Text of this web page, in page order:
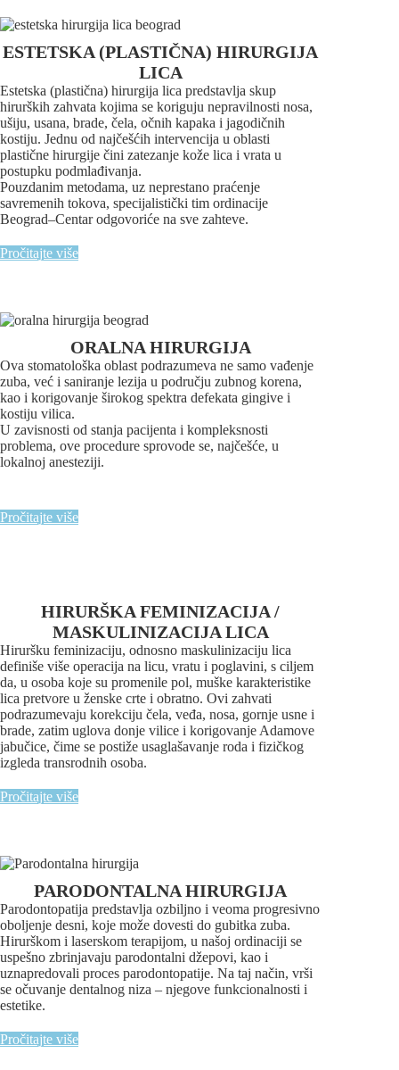
ESTETSKA (PLASTIČNA) HIRURGIJA
LICA
Estetska (plastična) hirurgija lica predstavlja skup
hirurških zahvata kojima se koriguju nepravilnosti nosa,
ušiju, usana, brade, čela, očnih kapaka i jagodičnih
kostiju. Jednu od najčešćih intervencija u oblasti
plastične hirurgije čini zatezanje kože lica i vrata u
postupku podmlađivanja.
Pouzdanim metodama, uz neprestano praćenje
savremenih tokova, specijalistički tim ordinacije
Beograd–Centar odgovoriće na sve zahteve.
Pročitajte više
ORALNA HIRURGIJA
Ova stomatološka oblast podrazumeva ne samo vađenje
zuba, već i saniranje lezija u području zubnog korena,
kao i korigovanje širokog spektra defekata gingive i
kostiju vilica.
U zavisnosti od stanja pacijenta i kompleksnosti
problema, ove procedure sprovode se, najčešće, u
lokalnoj anesteziji.
Pročitajte više
HIRURŠKA FEMINIZACIJA /
MASKULINIZACIJA LICA
Hiruršku feminizaciju, odnosno maskulinizaciju lica
definiše više operacija na licu, vratu i poglavini, s ciljem
da, u osoba koje su promenile pol, muške karakteristike
lica pretvore u ženske crte i obratno. Ovi zahvati
podrazumevaju korekciju čela, veđa, nosa, gornje usne i
brade, zatim uglova donje vilice i korigovanje Adamove
jabučice, čime se postiže usaglašavanje roda i fizičkog
izgleda transrodnih osoba.
Pročitajte više
PARODONTALNA HIRURGIJA
Parodontopatija predstavlja ozbiljno i veoma progresivno
oboljenje desni, koje može dovesti do gubitka zuba.
Hirurškom i laserskom terapijom, u našoj ordinaciji se
uspešno zbrinjavaju parodontalni džepovi, kao i
uznapredovali proces parodontopatije. Na taj način, vrši
se očuvanje dentalnog niza – njegove funkcionalnosti i
estetike.
Pročitajte više